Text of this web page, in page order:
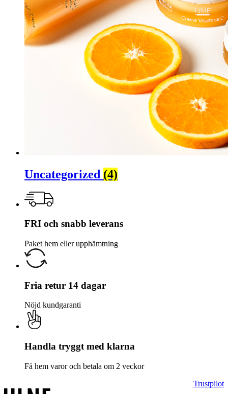
Uncategorized (4)
FRI och snabb leverans
Paket hem eller upphämtning
Fria retur 14 dagar
Nöjd kundgaranti
Handla tryggt med klarna
Få hem varor och betala om 2 veckor
Trustpilot